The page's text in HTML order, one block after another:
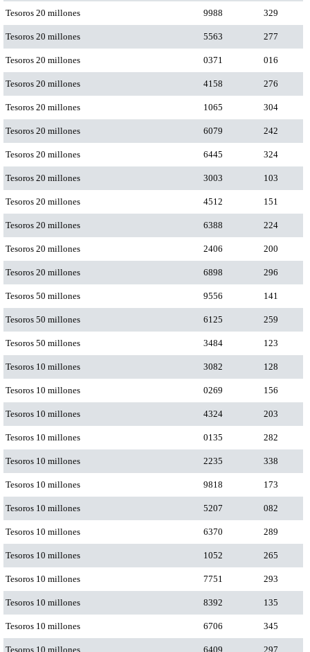
Tesoros 20 millones 9988 329
Tesoros 20 millones 5563 277
Tesoros 20 millones 0371 016
Tesoros 20 millones 4158 276
Tesoros 20 millones 1065 304
Tesoros 20 millones 6079 242
Tesoros 20 millones 6445 324
Tesoros 20 millones 3003 103
Tesoros 20 millones 4512 151
Tesoros 20 millones 6388 224
Tesoros 20 millones 2406 200
Tesoros 20 millones 6898 296
Tesoros 50 millones 9556 141
Tesoros 50 millones 6125 259
Tesoros 50 millones 3484 123
Tesoros 10 millones 3082 128
Tesoros 10 millones 0269 156
Tesoros 10 millones 4324 203
Tesoros 10 millones 0135 282
Tesoros 10 millones 2235 338
Tesoros 10 millones 9818 173
Tesoros 10 millones 5207 082
Tesoros 10 millones 6370 289
Tesoros 10 millones 1052 265
Tesoros 10 millones 7751 293
Tesoros 10 millones 8392 135
Tesoros 10 millones 6706 345
Tesoros 10 millones 6409 297